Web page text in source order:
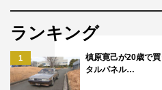
番組情報
『連続ドキュメンタリー
テーマ：Travis Japan ～ダン
Episode3 Synchro
ランキング
1
槙原寛己が20歳で
タルパネル…